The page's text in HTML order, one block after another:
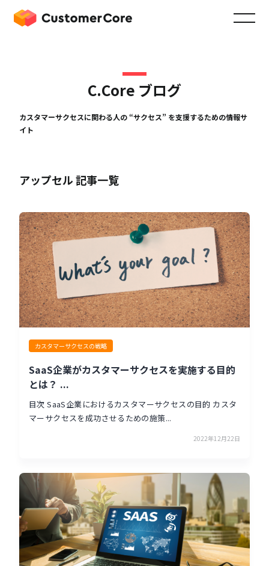
C.Core ブログ
カスタマーサクセスに関わる人の “サクセス” を支援するための情報サ
イト
アップセル 記事一覧
カスタマーサクセスの戦略
SaaS企業がカスタマーサクセスを実施する目的
とは？ ...
目次 SaaS企業におけるカスタマーサクセスの目的 カスタ
マーサクセスを成功させるための施策...
2022年12月22日